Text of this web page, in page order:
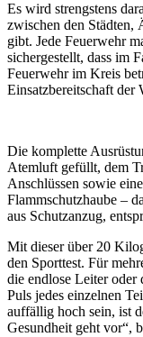
Es wird strengstens
zwischen den Städten,
gibt. Jede Feuerwehr
sichergestellt, dass im
Feuerwehr im Kreis
Einsatzbereitschaft der
Die komplette
Atemluft gefüllt, dem
Anschlüssen sowie
Flammschutzhaube –
aus Schutzanzug,
Mit dieser über 20
den Sporttest. Für
die endlose Leiter oder
Puls jedes einzelnen
auffällig hoch sein, ist
Gesundheit geht vor“,